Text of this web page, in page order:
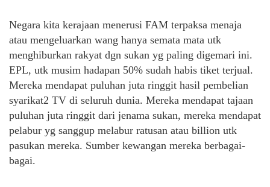
Negara kita kerajaan menerusi FAM terpaksa menaja
atau mengeluarkan wang hanya semata mata utk
menghiburkan rakyat dgn sukan yg paling digemari ini.
EPL, utk musim hadapan 50% sudah habis tiket terjual.
Mereka mendapat puluhan juta ringgit hasil pembelian
syarikat2 TV di seluruh dunia. Mereka mendapat tajaan
puluhan juta ringgit dari jenama sukan, mereka mendapat
pelabur yg sanggup melabur ratusan atau billion utk
pasukan mereka. Sumber kewangan mereka berbagai-
bagai.